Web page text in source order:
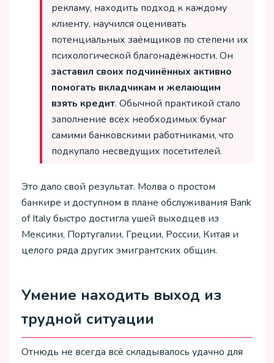
рекламу, находить подход к каждому
клиенту, научился оценивать
потенциальных заёмщиков по степени их
психологической благонадёжности. Он
заставил своих подчинённых активно
помогать вкладчикам и желающим
взять кредит. Обычной практикой стало
заполнение всех необходимых бумаг
самими банковскими работниками, что
подкупало несведущих посетителей.
Это дало свой результат. Молва о простом
банкире и доступном в плане обслуживания Bank
of Italy быстро достигла ушей выходцев из
Мексики, Португалии, Греции, России, Китая и
целого ряда других эмигрантских общин.
Умение находить выход из
трудной ситуации
Отнюдь не всегда всё складывалось удачно для